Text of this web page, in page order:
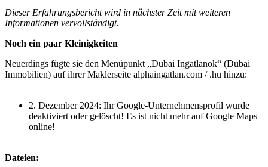
Dieser Erfahrungsbericht wird in nächster Zeit mit weiteren
Informationen vervollständigt.
Noch ein paar Kleinigkeiten
Neuerdings fügte sie den Menüpunkt „Dubai Ingatlanok“ (Dubai
Immobilien) auf ihrer Maklerseite alphaingatlan.com / .hu hinzu:
2. Dezember 2024: Ihr Google-Unternehmensprofil wurde
deaktiviert oder gelöscht! Es ist nicht mehr auf Google Maps
online!
Dateien: